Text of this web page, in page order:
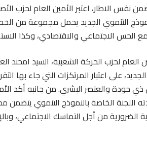
نفس الاطار، اعتبر الأمين العام لحزب
التنموي الجديد يحمل مجموعة من
الحس الاجتماعي والاقتصادي، وكذا
العام لحزب الحركة الشعبية، السيد امحند
على اعتبار المرتكزات التي جاء بها
ذي جودة والعنصر البشري. من جانبه أكد
اللجنة الخاصة بالنموذج التنموي يتضمن
الضرورية من أجل التماسك الاجتماعي،